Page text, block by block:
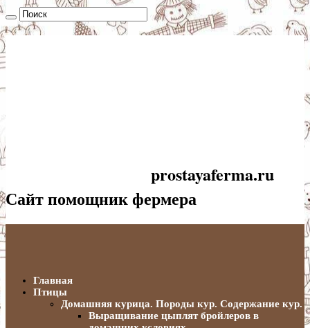
prostayaferma.ru
Сайт помощник фермера
Главная
Птицы
Домашняя курица. Породы кур. Содержание кур.
Выращивание цыплят бройлеров в